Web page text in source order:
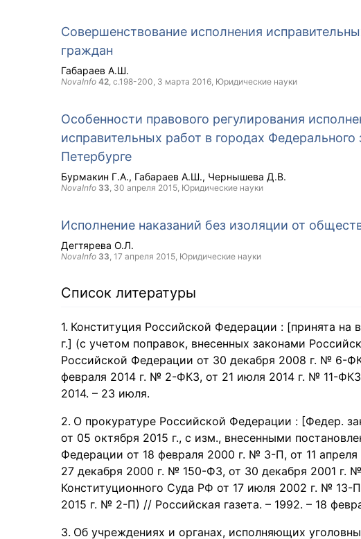
Совершенствование исполнения
граждан
Габараев А.Ш.
NovaInfo 42, с.198-200, 3 марта 2016, Юридические науки
Особенности правового регулирования
исправительных работ в городах
Петербурге
Бурмакин Г.А. Габараев А.Ш. Чернышева Д.В.
NovaInfo 33, 30 апреля 2015, Юридические науки
Исполнение наказаний без изоляции от
Дегтярева О.Л.
NovaInfo 33, 17 апреля 2015, Юридические науки
Список литературы
Конституция Российской Федерации : [принята на
г.] (с учетом поправок, внесенных законами
Российской Федерации от 30 декабря 2008 г. № 6-
февраля 2014 г. № 2-ФКЗ, от 21 июля 2014 г. № 11-
2014. – 23 июля.
О прокуратуре Российской Федерации : [Федер.
от 05 октября 2015 г., с изм., внесенными
Федерации от 18 февраля 2000 г. № 3-П, от 11
27 декабря 2000 г. № 150-ФЗ, от 30 декабря 2001 г.
Конституционного Суда РФ от 17 июля 2002 г. № 13-
2015 г. № 2-П) // Российская газета. – 1992. – 18
Об учреждениях и органах, исполняющих